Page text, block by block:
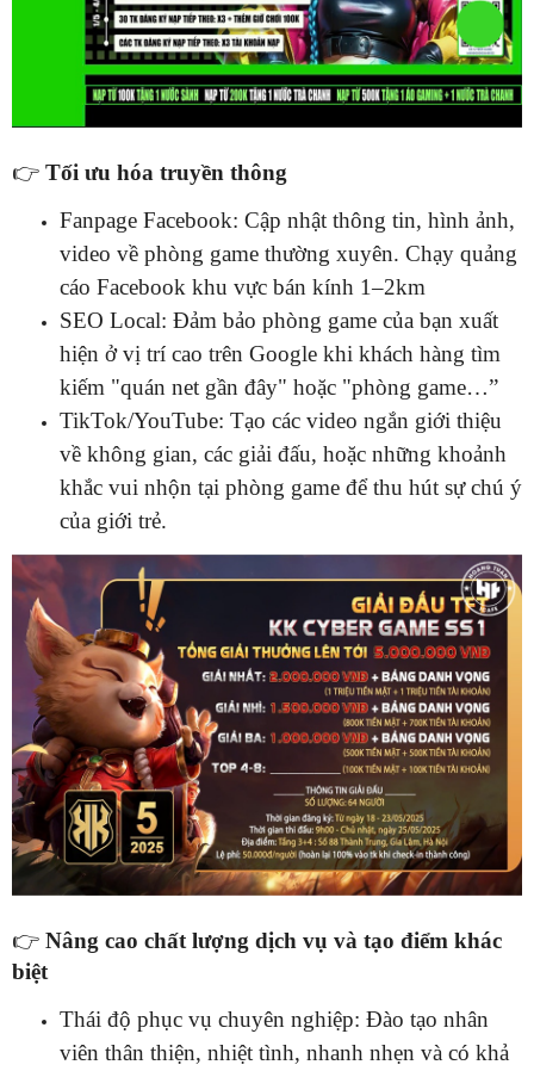
👉 Tối ưu hóa truyền thông
Fanpage Facebook: Cập nhật thông tin, hình ảnh,
video về phòng game thường xuyên. Chạy quảng
cáo Facebook khu vực bán kính 1–2km
SEO Local: Đảm bảo phòng game của bạn xuất
hiện ở vị trí cao trên Google khi khách hàng tìm
kiếm "quán net gần đây" hoặc "phòng game…”
TikTok/YouTube: Tạo các video ngắn giới thiệu
về không gian, các giải đấu, hoặc những khoảnh
khắc vui nhộn tại phòng game để thu hút sự chú ý
của giới trẻ.
👉 Nâng cao chất lượng dịch vụ và tạo điểm khác
biệt
Thái độ phục vụ chuyên nghiệp: Đào tạo nhân
viên thân thiện, nhiệt tình, nhanh nhẹn và có khả